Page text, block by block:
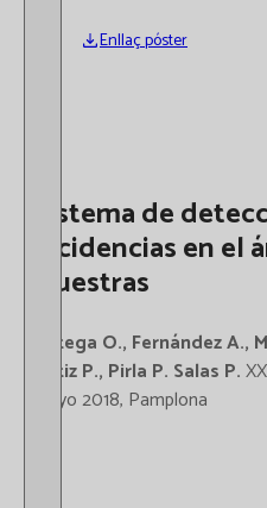
Enllaç póster
Sistema de
incidencias en
Muestras
Ortega O., Fernández A.,
Ortiz P., Pirla P. Salas P.
mayo 2018, Pamplona